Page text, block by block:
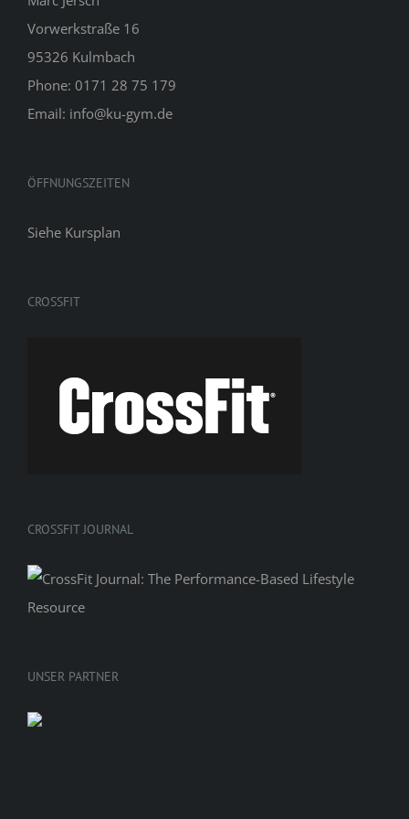
Vorwerkstraße 16
95326 Kulmbach
Phone: 0171 28 75 179
Email: info@ku-gym.de
ÖFFNUNGSZEITEN
Siehe Kursplan
CROSSFIT
CROSSFIT JOURNAL
UNSER PARTNER